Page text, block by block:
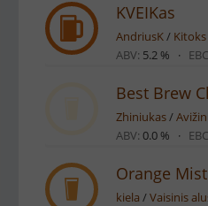
KVEIKas
AndriusK/
ABV: 5.2 % ·
Best Brew
Zhiniukas/
ABV: 0.0 % ·
Orange
kiela /Vaisinis